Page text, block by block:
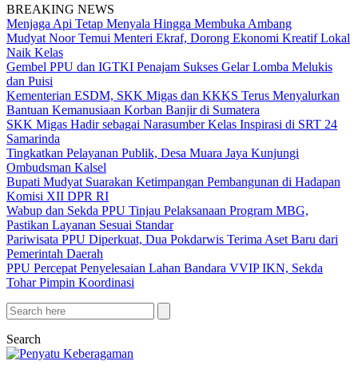
BREAKING NEWS
Menjaga Api Tetap Menyala Hingga Membuka Ambang
Mudyat Noor Temui Menteri Ekraf, Dorong Ekonomi Kreatif Lokal
Naik Kelas
Gembel PPU dan IGTKI Penajam Sukses Gelar Lomba Melukis
dan Puisi
Kementerian ESDM, SKK Migas dan KKKS Terus Menyalurkan
Bantuan Kemanusiaan Korban Banjir di Sumatera
SKK Migas Hadir sebagai Narasumber Kelas Inspirasi di SRT 24
Samarinda
Tingkatkan Pelayanan Publik, Desa Muara Jaya Kunjungi
Ombudsman Kalsel
Bupati Mudyat Suarakan Ketimpangan Pembangunan di Hadapan
Komisi XII DPR RI
Wabup dan Sekda PPU Tinjau Pelaksanaan Program MBG,
Pastikan Layanan Sesuai Standar
Pariwisata PPU Diperkuat, Dua Pokdarwis Terima Aset Baru dari
Pemerintah Daerah
PPU Percepat Penyelesaian Lahan Bandara VVIP IKN, Sekda
Tohar Pimpin Koordinasi
Search